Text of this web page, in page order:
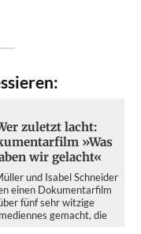
zuletzt lacht:
»Was
wir gelacht«
und Isabel Schneider
einen Dokumentarfilm
fünf sehr witzige
gemacht, die